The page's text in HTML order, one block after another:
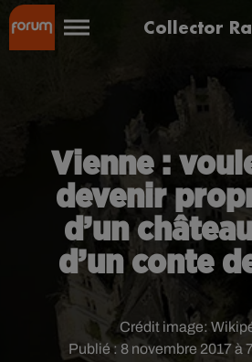
Collector
Vienne :
devenir
d’un
d’un conte
Publié : 8 novembre 2017 à
Crédit image: